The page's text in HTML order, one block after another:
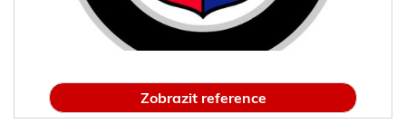
Zobrazit reference